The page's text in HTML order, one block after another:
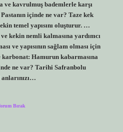
ve kavrulmuş bademlerle karşı
içinde ne var? Taze kek
temel yapısını oluşturur. …
kekin nemli kalmasına yardımcı
ve yapısının sağlam olması için
Hamurun kabarmasına
ne var? Tarihi Safranbolu
anlarınızı…
Bırak